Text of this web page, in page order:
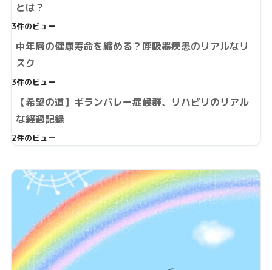
とは？
3件のビュー
中年層の健康寿命を縮める？呼吸器疾患のリアルなリ
スク
3件のビュー
【希望の道】ギランバレー症候群、リハビリのリアル
な経過記録
2件のビュー